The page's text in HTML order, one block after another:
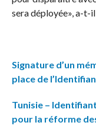
sera déployée», a-t-
Signature d’un
place de
Tunisie –
pour la réforme